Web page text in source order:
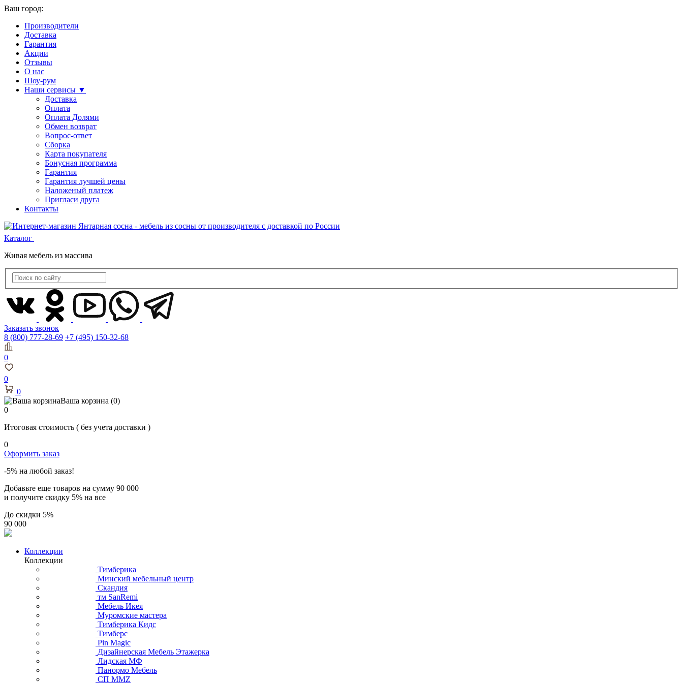
Ваш город:
Производители
Доставка
Гарантия
Акции
Отзывы
О нас
Шоу-рум
Наши сервисы ▼
Доставка
Оплата
Оплата Долями
Обмен возврат
Вопрос-ответ
Сборка
Карта покупателя
Бонусная программа
Гарантия
Гарантия лучшей цены
Наложеный платеж
Пригласи друга
Контакты
Каталог
Живая мебель из массива
Заказать звонок
8 (800) 777-28-69 +7 (495) 150-32-68
0
0
0
Ваша корзина (0)
0
Итоговая стоимость ( без учета доставки )
0
Оформить заказ
-5% на любой заказ!
Добавьте еще товаров на сумму 90 000
и получите скидку 5% на все
До скидки 5%
90 000
Коллекции
Коллекции
Тимберика
Минский мебельный центр
Скандия
тм SanRemi
Мебель Икея
Муромские мастера
Тимберика Кидс
Тимберс
Pin Magic
Дизайнерская Мебель Этажерка
Лидская МФ
Панормо Мебель
СП ММZ